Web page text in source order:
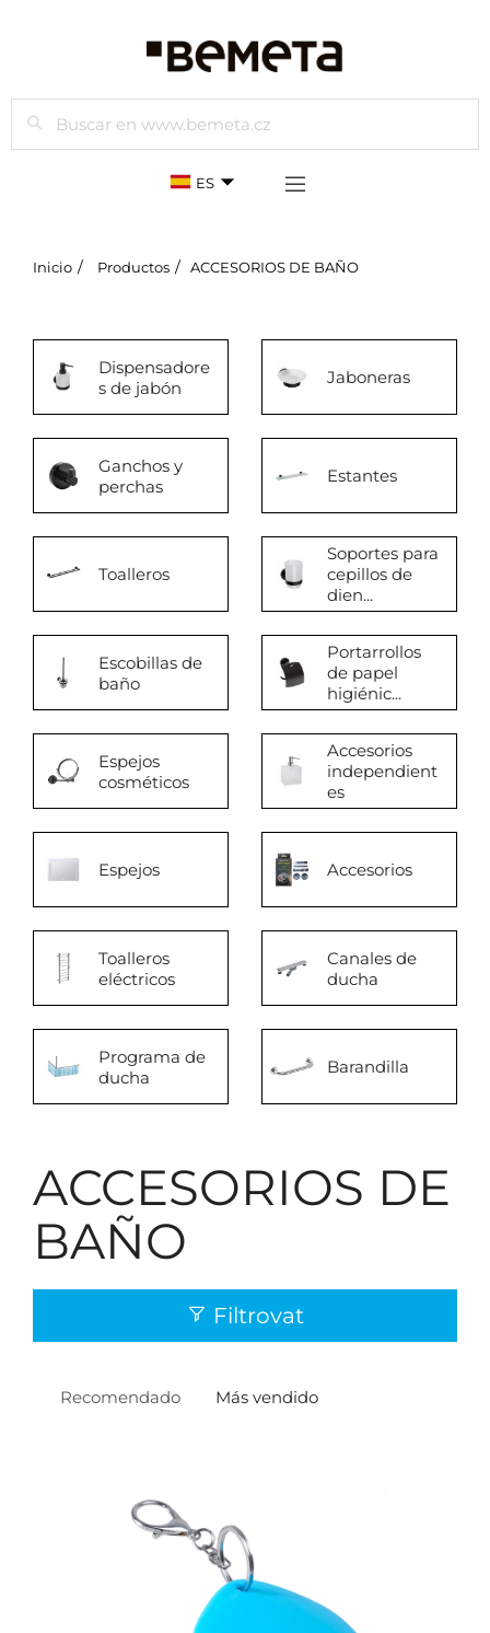
Buscar
ES
Inicio Productos ACCESORIOS DE BAÑO
Dispensadore
s de jabón
Jaboneras
Ganchos y
perchas
Estantes
Toalleros
Soportes para
cepillos de
dien...
Escobillas de
baño
Portarrollos
de papel
higiénic...
Espejos
cosméticos
Accesorios
independient
es
Espejos Accesorios
Toalleros
eléctricos
Canales de
ducha
Programa de
ducha
Barandilla
ACCESORIOS DE
BAÑO
Filtrovat
Recomendado Más vendido